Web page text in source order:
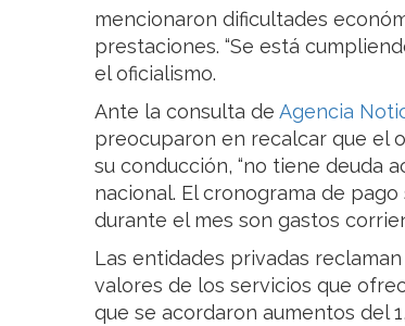
mencionaron dificultades
prestaciones. “Se está
el oficialismo.
Ante la consulta de Agencia
preocuparon en recalcar que el
su conducción, “no tiene deuda
nacional. El cronograma de
durante el mes son gastos
Las entidades privadas
valores de los servicios que
que se acordaron aumentos del